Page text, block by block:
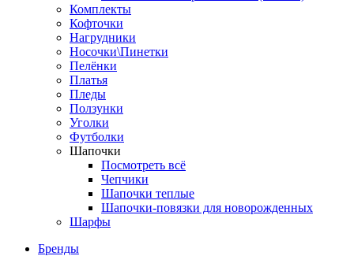
Комплекты
Кофточки
Нагрудники
Носочки\Пинетки
Пелёнки
Платья
Пледы
Ползунки
Уголки
Футболки
Шапочки
Посмотреть всё
Чепчики
Шапочки теплые
Шапочки-повязки для новорожденных
Шарфы
Бренды